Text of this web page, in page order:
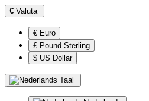
€ Valuta
€ Euro
£ Pound Sterling
$ US Dollar
Taal